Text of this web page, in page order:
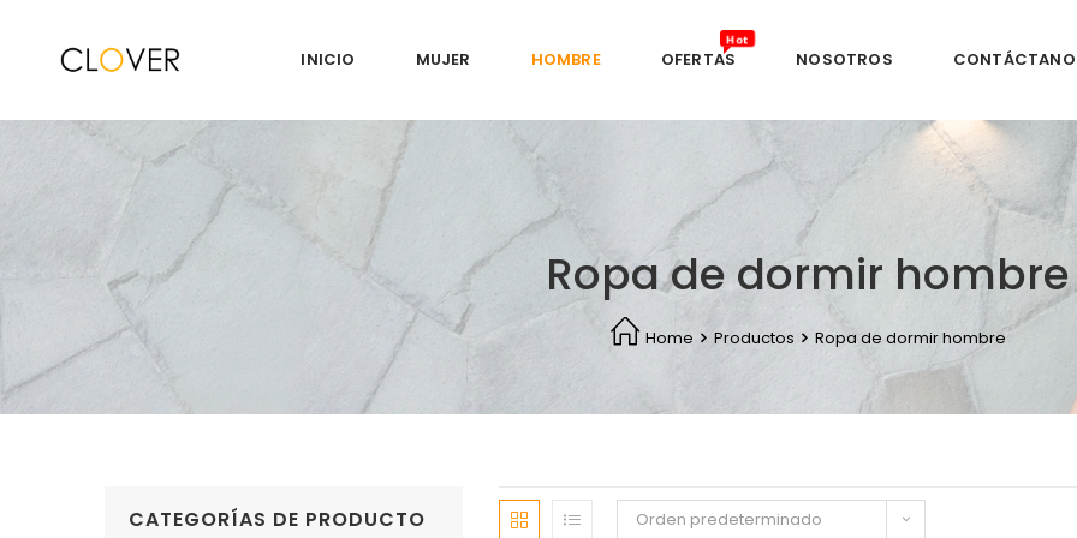
INICIO MUJER HOMBRE OFERTAS NOSOTROS
Ropa de dormir hombre
Home Productos Ropa de dormir hombre
Orden predeterminado
CATEGORÍAS DE PRODUCTO